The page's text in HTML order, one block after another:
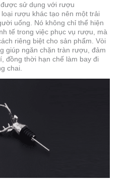
sử dụng với rượu
rượu khác tạo nên một trải
uống. Nó không chỉ thể hiện
tế trong việc phục vụ rượu, mà
riêng biệt cho sản phẩm. Vòi
giúp ngăn chặn tràn rượu, đảm
đồng thời hạn chế làm bay đi
chai.